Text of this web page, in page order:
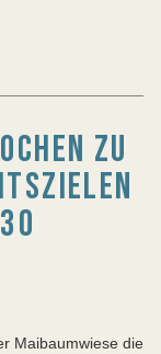
ZU
Maibaumwiese die